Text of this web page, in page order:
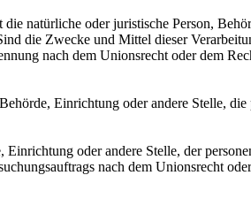
natürliche oder juristische Person,
die Zwecke und Mittel dieser
nach dem Unionsrecht oder dem
Einrichtung oder andere Stelle,
oder andere Stelle, der
nach dem Unionsrecht